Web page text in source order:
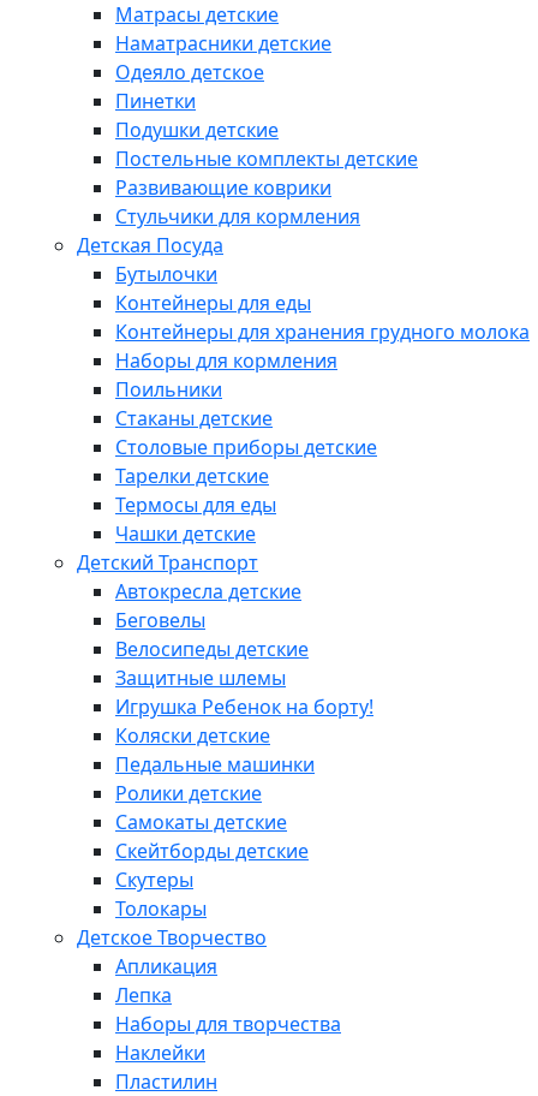
Матрасы детские
Наматрасники детские
Одеяло детское
Пинетки
Подушки детские
Постельные комплекты детские
Развивающие коврики
Стульчики для кормления
Детская Посуда
Бутылочки
Контейнеры для еды
Контейнеры для хранения грудного молока
Наборы для кормления
Поильники
Стаканы детские
Столовые приборы детские
Тарелки детские
Термосы для еды
Чашки детские
Детский Транспорт
Автокресла детские
Беговелы
Велосипеды детские
Защитные шлемы
Игрушка Ребенок на борту!
Коляски детские
Педальные машинки
Ролики детские
Самокаты детские
Скейтборды детские
Скутеры
Толокары
Детское Творчество
Апликация
Лепка
Наборы для творчества
Наклейки
Пластилин